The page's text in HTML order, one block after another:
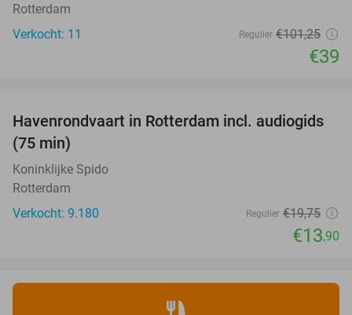
Rotterdam
Verkocht: 11
Regulier €101,25
€39
30%
Havenrondvaart in Rotterdam incl. audiogids
(75 min)
Koninklijke Spido
Rotterdam
Verkocht: 9.180
Regulier €19,75
€13,90